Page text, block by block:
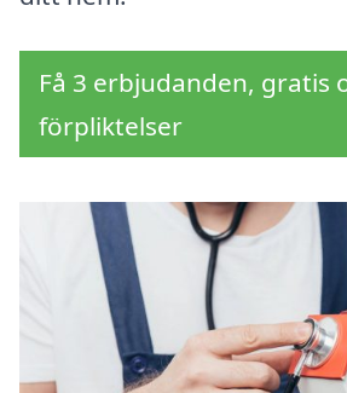
Få 3 erbjudanden, gratis
förpliktelser